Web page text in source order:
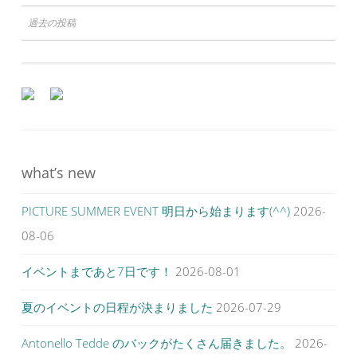
投
ビ
シ
ン
過去の投稿
what’s new
PICTURE SUMMER EVENT 明日から始まります(^^) 2026-
08-06
イベントまであと7日です！ 2026-08-01
夏のイベントの日程が決まりました 2026-07-29
Antonello Tedde のバックがたくさん届きました。
2026-